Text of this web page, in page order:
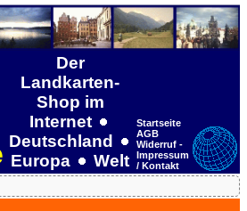
Der
Landkarten-
Shop im
Internet
Deutschland
Europa
Welt
Startseite
AGB
Widerruf -
Impressum
/ Kontakt